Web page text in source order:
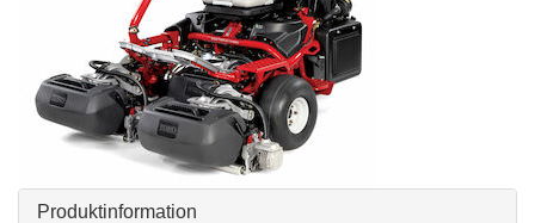
Produktinformation